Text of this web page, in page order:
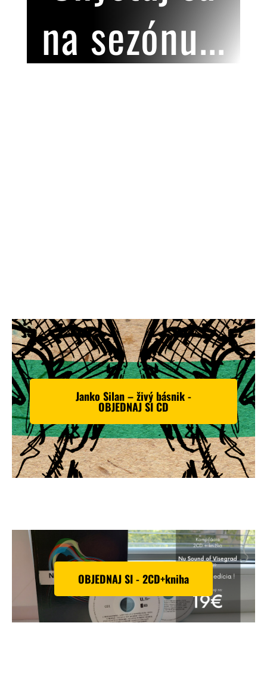
na sezónu...
Janko Silan – živý básnik -
OBJEDNAJ SI CD
OBJEDNAJ SI - 2CD+kniha